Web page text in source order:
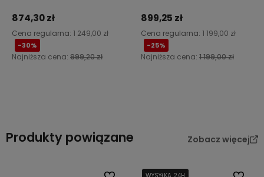
874,30 zł
Cena regularna: 1 249,00 zł
-30%
Najniższa cena: 999,20 zł
899,25 zł
Cena regularna: 1 199,00 zł
-25%
Najniższa cena: 1 199,00 zł
Produkty powiązane Zobacz więcej